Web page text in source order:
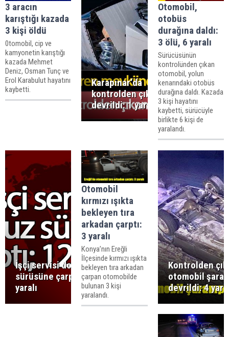
3 aracın
karıştığı kazada
3 kişi öldü
0tomobil, cip ve
kamyonetin karıştığı
kazada Mehmet
Deniz, Osman Tunç ve
Erol Karabulut hayatını
kaybetti.
Karapınar’da
kontrolden çıkan tır
devrildi: 1 yaralı
Otomobil,
otobüs
durağına daldı:
3 ölü, 6 yaralı
Sürücüsünün
kontrolünden çıkan
otomobil, yolun
kenarındaki otobüs
durağına daldı. Kazada
3 kişi hayatını
kaybetti, sürücüyle
birlikte 6 kişi de
yaralandı.
İşçi servisi domuz
sürüsüne çarptı; 12
yaralı
Otomobil
kırmızı ışıkta
bekleyen tıra
arkadan çarptı:
3 yaralı
Konya’nın Ereğli
İlçesinde kırmızı ışıkta
bekleyen tıra arkadan
çarpan otomobilde
bulunan 3 kişi
yaralandı.
Kontrolden
otomobil
devrildi: 4